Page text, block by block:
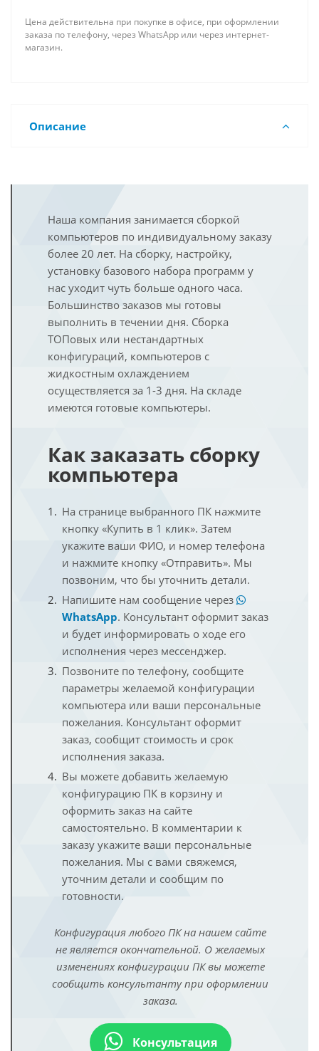
Цена действительна при покупке в офисе, при оформлении
заказа по телефону, через WhatsApp или через интернет-
магазин.
Описание
Наша компания занимается сборкой
компьютеров по индивидуальному заказу
более 20 лет. На сборку, настройку,
установку базового набора программ у
нас уходит чуть больше одного часа.
Большинство заказов мы готовы
выполнить в течении дня. Сборка
ТОПовых или нестандартных
конфигураций, компьютеров с
жидкостным охлаждением
осуществляется за 1-3 дня. На складе
имеются готовые компьютеры.
Как заказать сборку
компьютера
На странице выбранного ПК нажмите
кнопку «Купить в 1 клик». Затем
укажите ваши ФИО, и номер телефона
и нажмите кнопку «Отправить». Мы
позвоним, что бы уточнить детали.
Напишите нам сообщение через
WhatsApp. Консультант оформит заказ
и будет информировать о ходе его
исполнения через мессенджер.
Позвоните по телефону, сообщите
параметры желаемой конфигурации
компьютера или ваши персональные
пожелания. Консультант оформит
заказ, сообщит стоимость и срок
исполнения заказа.
Вы можете добавить желаемую
конфигурацию ПК в корзину и
оформить заказ на сайте
самостоятельно. В комментарии к
заказу укажите ваши персональные
пожелания. Мы с вами свяжемся,
уточним детали и сообщим по
готовности.
Конфигурация любого ПК на нашем сайте
не является окончательной. О желаемых
изменениях конфигурации ПК вы можете
сообщить консультанту при оформлении
заказа.
Консультация